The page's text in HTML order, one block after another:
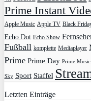
Prime Instant
Apple Music Apple TV Black
Echo Dot Echo Show
Fußball komplette Mediaplayer
Prime Prime Day Prime Music
Sky Sport Staffel
Letzten Einträge